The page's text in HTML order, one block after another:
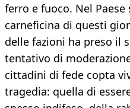
ferro e fuoco. Nel
carneficina di questi
delle fazioni ha preso il
tentativo di
cittadini di fe­de copta
tragedia: quella di